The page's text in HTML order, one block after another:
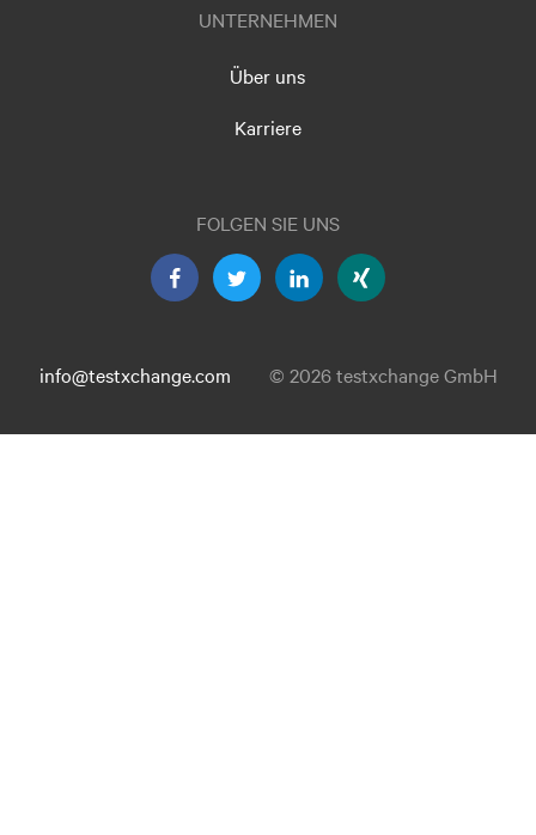
UNTERNEHMEN
Über uns
Karriere
FOLGEN SIE UNS
info@testxchange.com © 2026 testxchange GmbH